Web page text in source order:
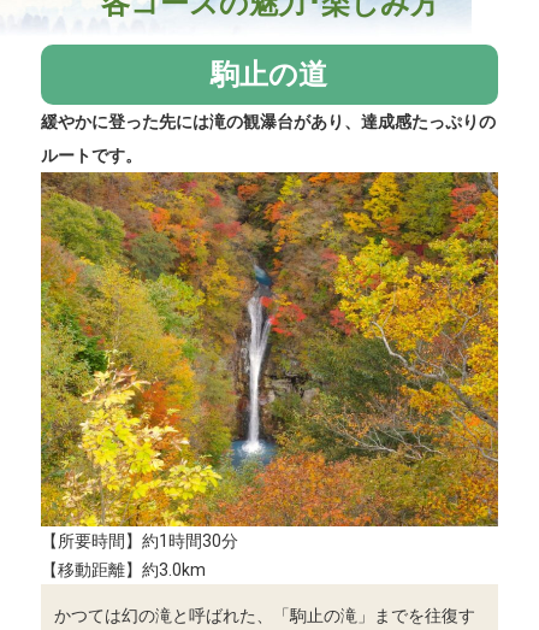
駒止の道
緩やかに登った先には滝の観瀑台があり、達成感たっぷりの
ルートです。
【所要時間】約1時間30分
【移動距離】約3.0km
かつては幻の滝と呼ばれた、「駒止の滝」までを往復す